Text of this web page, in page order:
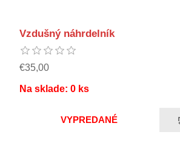
Vzdušný náhrdelník
€35,00
Na sklade: 0 ks